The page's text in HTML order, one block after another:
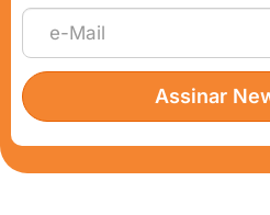
Assinar